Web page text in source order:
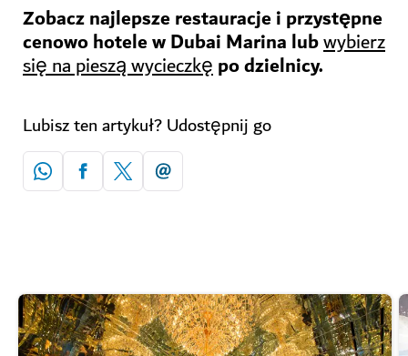
Zobacz najlepsze restauracje i przystępne
cenowo hotele w Dubai Marina lubwybierz
się na pieszą wycieczkępo dzielnicy.
Lubisz ten artykuł? Udostępnij go